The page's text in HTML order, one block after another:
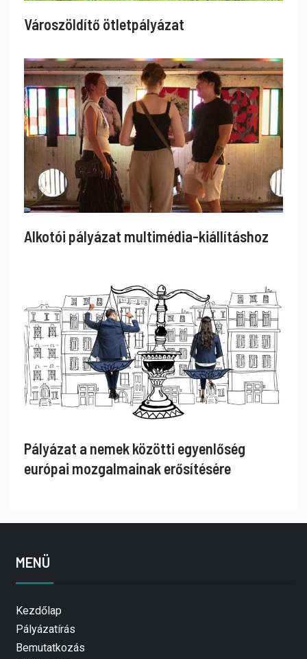
Városzöldítő ötletpályázat
Alkotói pályázat multimédia-kiállításhoz
Pályázat a nemek közötti egyenlőség
európai mozgalmainak erősítésére
MENÜ
Kezdőlap
Pályázatírás
Bemutatkozás